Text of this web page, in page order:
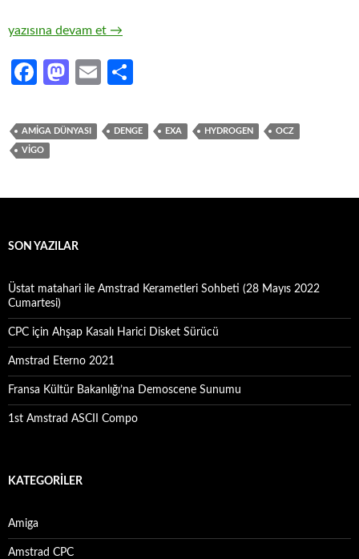
Yazamasam da buradayım!
yazısına devam et →
Fa
b
o
k
M
to
n
E
ail ar
AMIGA DÜNYASI DENGE EXA HYDROGEN OCZ
VIGO
SON YAZILAR
Üstat matahari ile Amstrad Kerametleri Sohbeti (28 Mayıs 2022
Cumartesi)
CPC için Ahşap Kasalı Harici Disket Sürücü
Amstrad Eterno 2021
Fransa Kültür Bakanlığı’na Demoscene Sunumu
1st Amstrad ASCII Compo
KATEGORILER
Amiga
Amstrad CPC